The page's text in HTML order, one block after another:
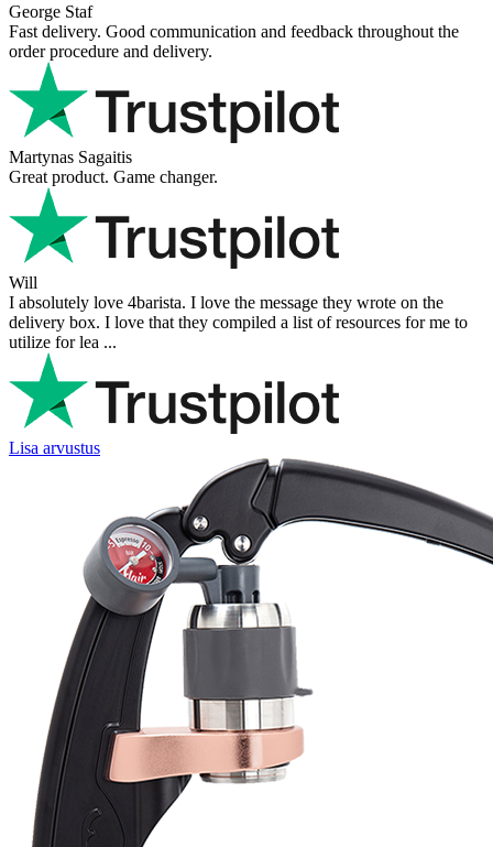
George Staf
Fast delivery. Good communication and feedback throughout the
order procedure and delivery.
Martynas Sagaitis
Great product. Game changer.
Will
I absolutely love 4barista. I love the message they wrote on the
delivery box. I love that they compiled a list of resources for me to
utilize for lea ...
Lisa arvustus